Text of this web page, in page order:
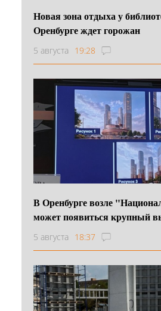
Новая зона отдыха у
Оренбурге ждет горожан
5 августа 19:28
В Оренбурге возле
может появиться крупный
5 августа 18:37